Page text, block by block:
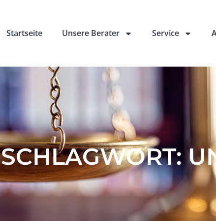
Startseite Unsere Berater Service
SCHLAGWORT: